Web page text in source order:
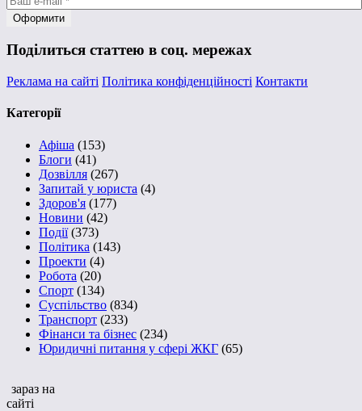
Поділиться статтею в соц. мережах
Реклама на сайті Політика конфіденційності Контакти
Категорії
Афіша (153)
Блоги (41)
Дозвілля (267)
Запитай у юриста (4)
Здоров'я (177)
Новини (42)
Події(373)
Політика (143)
Проекти (4)
Робота (20)
Спорт (134)
Суспільство (834)
Транспорт (233)
Фінанси та бізнес (234)
Юридичні питання у сфері ЖКГ (65)
зараз на
сайті